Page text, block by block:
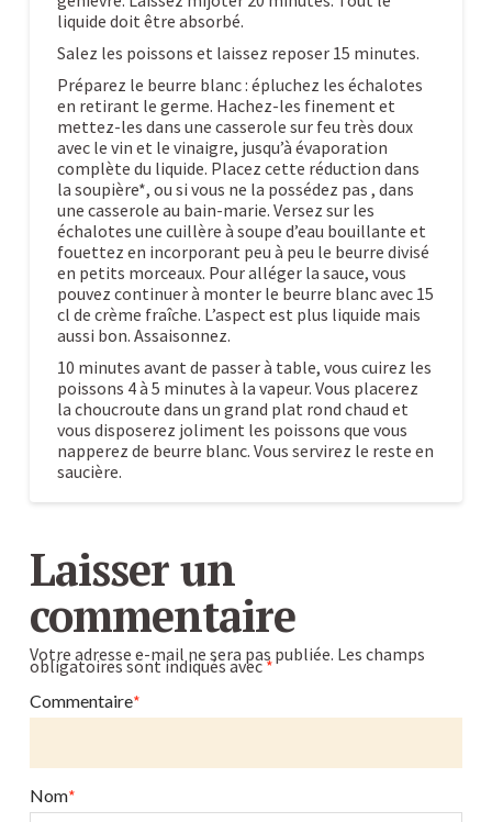
liquide doit être absorbé.
Salez les poissons et laissez reposer 15 minutes.
Préparez le beurre blanc : épluchez les échalotes
en retirant le germe. Hachez-les finement et
mettez-les dans une casserole sur feu très doux
avec le vin et le vinaigre, jusqu’à évaporation
complète du liquide. Placez cette réduction dans
la soupière*, ou si vous ne la possédez pas , dans
une casserole au bain-marie. Versez sur les
échalotes une cuillère à soupe d’eau bouillante et
fouettez en incorporant peu à peu le beurre divisé
en petits morceaux. Pour alléger la sauce, vous
pouvez continuer à monter le beurre blanc avec 15
cl de crème fraîche. L’aspect est plus liquide mais
aussi bon. Assaisonnez.
10 minutes avant de passer à table, vous cuirez les
poissons 4 à 5 minutes à la vapeur. Vous placerez
la choucroute dans un grand plat rond chaud et
vous disposerez joliment les poissons que vous
napperez de beurre blanc. Vous servirez le reste en
saucière.
Choucroute
de
poisson10.29.2009
Laisser un
commentaire
Votre adresse e-mail ne sera pas publiée. Les champs
obligatoires sont indiqués avec*
Commentaire*
Nom*